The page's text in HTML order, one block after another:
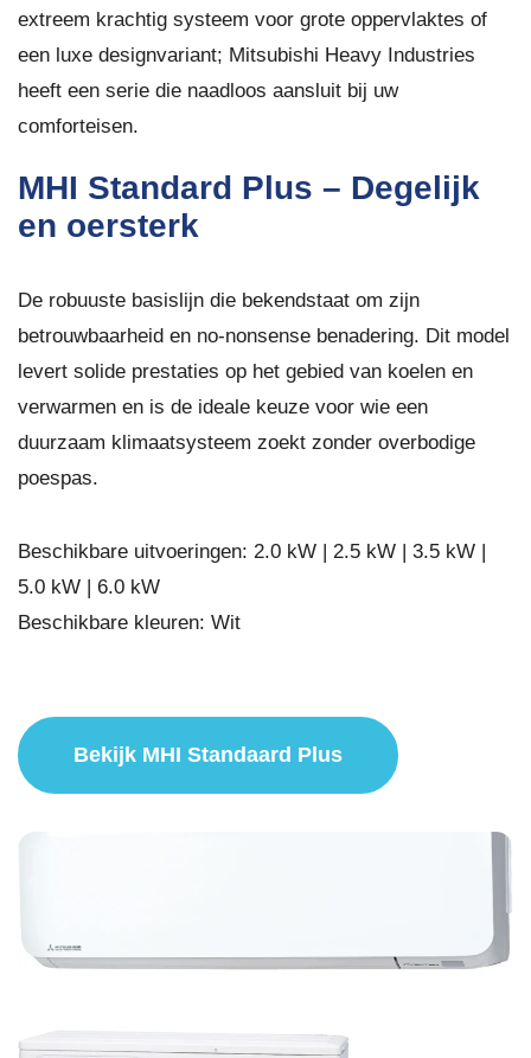
extreem krachtig systeem voor grote oppervlaktes of
een luxe designvariant; Mitsubishi Heavy Industries
heeft een serie die naadloos aansluit bij uw
comforteisen.
MHI Standard Plus – Degelijk
en oersterk
De robuuste basislijn die bekendstaat om zijn
betrouwbaarheid en no-nonsense benadering. Dit model
levert solide prestaties op het gebied van koelen en
verwarmen en is de ideale keuze voor wie een
duurzaam klimaatsysteem zoekt zonder overbodige
poespas.
Beschikbare uitvoeringen: 2.0 kW | 2.5 kW | 3.5 kW |
5.0 kW | 6.0 kW
Beschikbare kleuren: Wit
Bekijk MHI Standaard Plus